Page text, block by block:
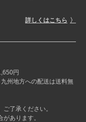
詳しくはこちら
円
州地方への配送は送料無
了承ください。
あります。